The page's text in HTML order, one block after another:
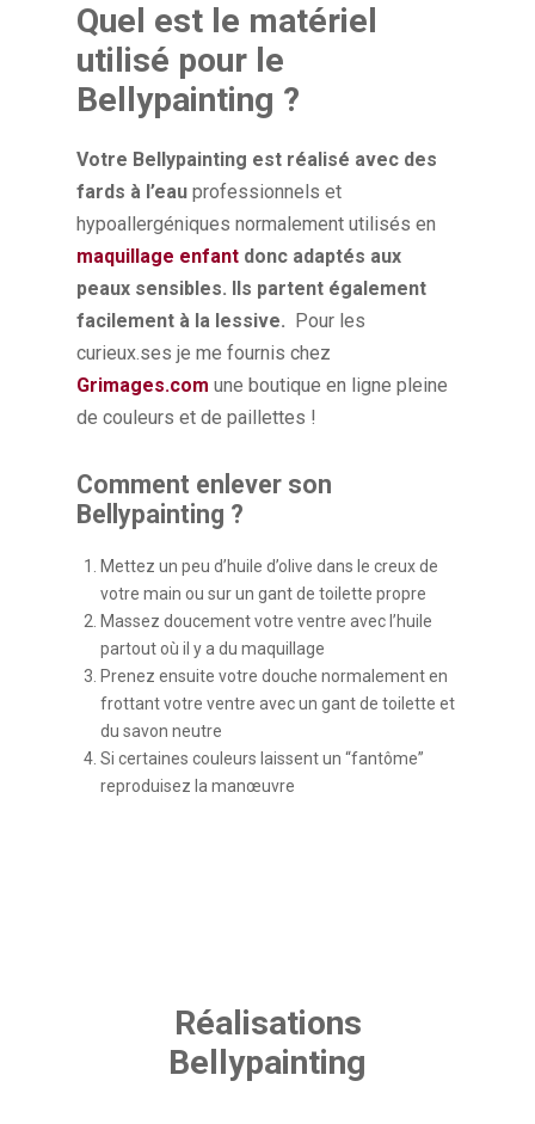
Quel est le matériel
utilisé pour le
Bellypainting ?
Votre Bellypainting est réalisé avec des
fards à l’eau professionnels et
hypoallergéniques normalement utilisés en
maquillage enfant donc adaptés aux
peaux sensibles. Ils partent également
facilement à la lessive. Pour les
curieux.ses je me fournis chez
Grimages.com une boutique en ligne pleine
de couleurs et de paillettes !
Comment enlever son
Bellypainting ?
Mettez un peu d’huile d’olive dans le creux de
votre main ou sur un gant de toilette propre
Massez doucement votre ventre avec l’huile
partout où il y a du maquillage
Prenez ensuite votre douche normalement en
frottant votre ventre avec un gant de toilette et
du savon neutre
Si certaines couleurs laissent un “fantôme”
reproduisez la manœuvre
Réalisations
Bellypainting